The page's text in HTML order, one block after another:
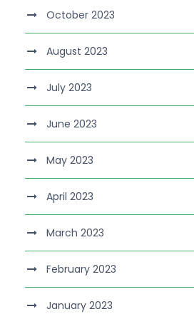
October 2023
August 2023
July 2023
June 2023
May 2023
April 2023
March 2023
February 2023
January 2023